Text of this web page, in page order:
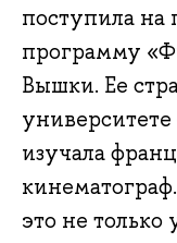
поступила на
программу
Вышки. Ее
изучала
это не только